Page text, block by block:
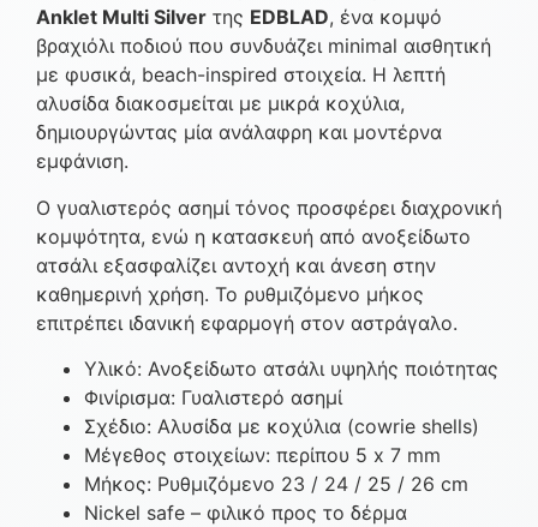
Anklet Multi Silver της EDBLAD, ένα κομψό
βραχιόλι ποδιού που συνδυάζει minimal αισθητική
με φυσικά, beach-inspired στοιχεία. Η λεπτή
αλυσίδα διακοσμείται με μικρά κοχύλια,
δημιουργώντας μία ανάλαφρη και μοντέρνα
εμφάνιση.
Ο γυαλιστερός ασημί τόνος προσφέρει διαχρονική
κομψότητα, ενώ η κατασκευή από ανοξείδωτο
ατσάλι εξασφαλίζει αντοχή και άνεση στην
καθημερινή χρήση. Το ρυθμιζόμενο μήκος
επιτρέπει ιδανική εφαρμογή στον αστράγαλο.
Υλικό: Ανοξείδωτο ατσάλι υψηλής ποιότητας
Φινίρισμα: Γυαλιστερό ασημί
Σχέδιο: Αλυσίδα με κοχύλια (cowrie shells)
Μέγεθος στοιχείων: περίπου 5 x 7 mm
Μήκος: Ρυθμιζόμενο 23 / 24 / 25 / 26 cm
Nickel safe – φιλικό προς το δέρμα